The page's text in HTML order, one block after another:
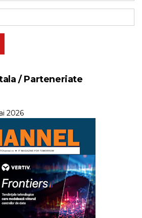
/ Parteneriate
2026